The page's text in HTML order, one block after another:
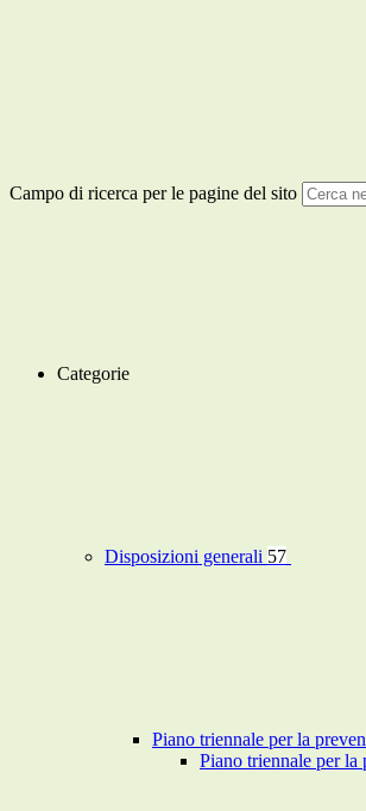
Campo di ricerca per le pagine del sito
Categorie
Disposizioni generali 57
Piano triennale per la
Piano triennale per la